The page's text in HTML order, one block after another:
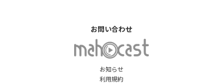
お知らせ
利用規約
お問い合わせ